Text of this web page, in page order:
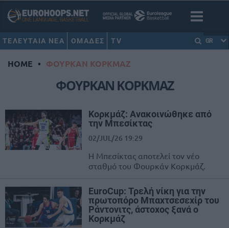
ΤΕΛΕΥΤΑΙΑ ΝΕΑ ΟΜΑΔΕΣ TV GR
HOME • ΦΟΥΡΚΑΝ ΚΟΡΚΜΑΖ
ΦΟΥΡΚΑΝ ΚΟΡΚΜΑΖ
Κορκμάζ: Ανακοινώθηκε από
την Μπεσίκτας
02/JUL/26 19:29
Η Μπεσίκτας αποτελεί τον νέο
σταθμό του Φουρκάν Κορκμάζ.
EuroCup: Τρελή νίκη για την
πρωτοπόρο Μπαχτσεσεχίρ του
Ράντονιτς, άστοχος ξανά ο
Κορκμάζ